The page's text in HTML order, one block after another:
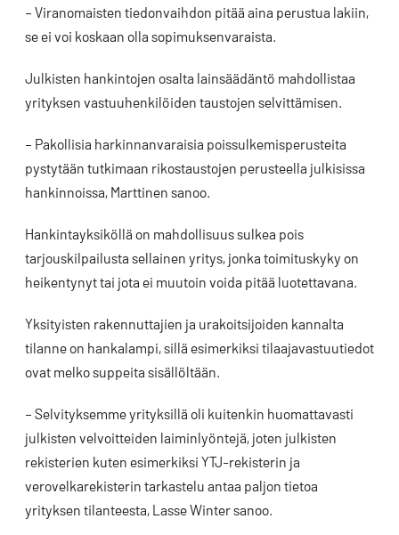
– Viranomaisten tiedonvaihdon pitää aina perustua lakiin,
se ei voi koskaan olla sopimuksenvaraista.
Julkisten hankintojen osalta lainsäädäntö mahdollistaa
yrityksen vastuuhenkilöiden taustojen selvittämisen.
– Pakollisia harkinnanvaraisia poissulkemisperusteita
pystytään tutkimaan rikostaustojen perusteella julkisissa
hankinnoissa, Marttinen sanoo.
Hankintayksiköllä on mahdollisuus sulkea pois
tarjouskilpailusta sellainen yritys, jonka toimituskyky on
heikentynyt tai jota ei muutoin voida pitää luotettavana.
Yksityisten rakennuttajien ja urakoitsijoiden kannalta
tilanne on hankalampi, sillä esimerkiksi tilaajavastuutiedot
ovat melko suppeita sisällöltään.
– Selvityksemme yrityksillä oli kuitenkin huomattavasti
julkisten velvoitteiden laiminlyöntejä, joten julkisten
rekisterien kuten esimerkiksi YTJ-rekisterin ja
verovelkarekisterin tarkastelu antaa paljon tietoa
yrityksen tilanteesta, Lasse Winter sanoo.